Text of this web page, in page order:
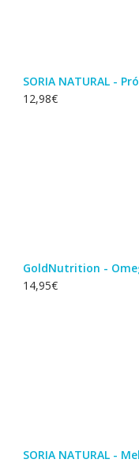
SORIA NATURAL -
12,98€
GoldNutrition -
14,95€
SORIA NATURAL -